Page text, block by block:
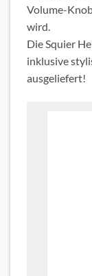
Volume-
wird.
Die Squier
inklusive
ausgeliefert!